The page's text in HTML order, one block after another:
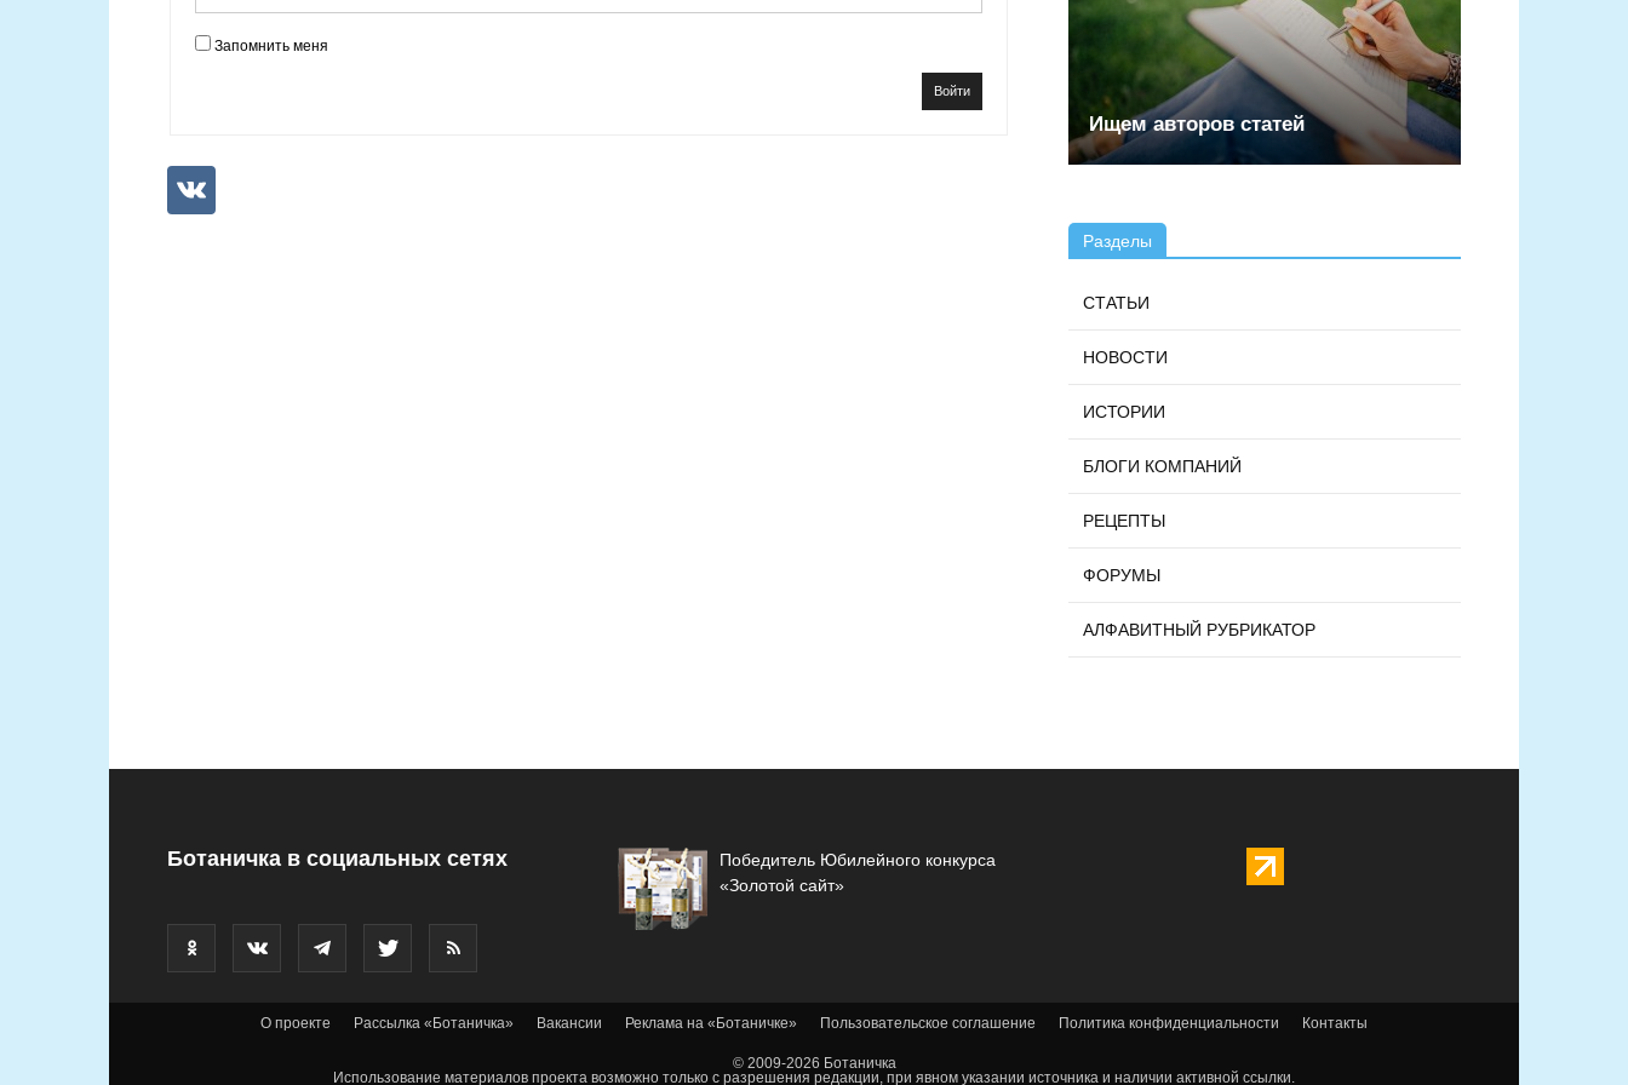
Запомнить меня
Войти
Ищем авторов статей
Разделы
СТАТЬИ
НОВОСТИ
ИСТОРИИ
БЛОГИ КОМПАНИЙ
РЕЦЕПТЫ
ФОРУМЫ
АЛФАВИТНЫЙ РУБРИКАТОР
Ботаничка в социальных сетях
Победитель Юбилейного конкурса
«Золотой сайт»
О проекте Рассылка «Ботаничка» Вакансии Реклама на «Ботаничке» Пользовательское соглашение Политика конфиденциальности Контакты
© 2009-2026 Ботаничка
Использование материалов проекта возможно только с разрешения редакции, при явном указании источника и наличии активной ссылки.